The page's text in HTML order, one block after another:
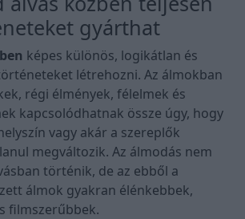
gyárthat
képes különös, logikátlan és
létrehozni. Az álmokban
régi élmények, félelmek és
kapcsolódhatnak össze úgy, hogy
vagy akár a szereplők
megváltozik. Az álmodás nem
történik, de az ebből a
álmok gyakran élénkebbek,
filmszerűbbek.